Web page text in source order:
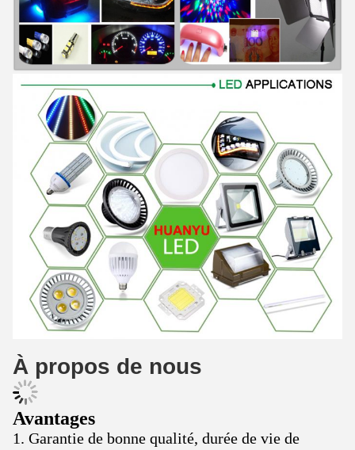
À propos de nous
Avantages
1. Garantie de bonne qualité, durée de vie de